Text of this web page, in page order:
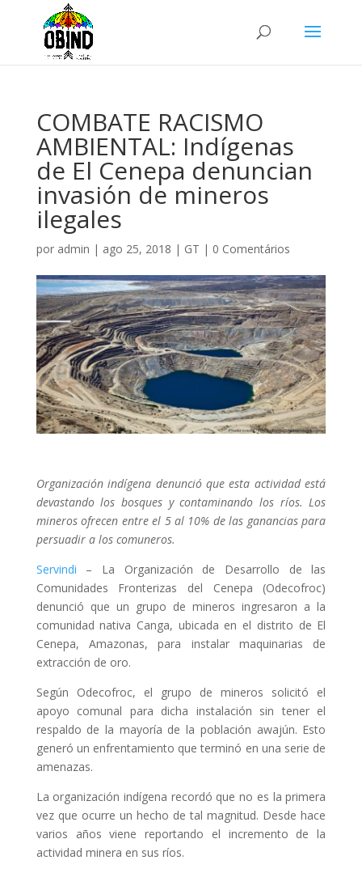
COMBATE RACISMO
AMBIENTAL: Indígenas
de El Cenepa denuncian
invasión de mineros
ilegales
por admin | ago 25, 2018 | GT | 0 Comentários
Organización indígena denunció que esta actividad está
devastando los bosques y contaminando los ríos. Los
mineros ofrecen entre el 5 al 10% de las ganancias para
persuadir a los comuneros.
Servindi – La Organización de Desarrollo de las
Comunidades Fronterizas del Cenepa (Odecofroc)
denunció que un grupo de mineros ingresaron a la
comunidad nativa Canga, ubicada en el distrito de El
Cenepa, Amazonas, para instalar maquinarias de
extracción de oro.
Según Odecofroc, el grupo de mineros solicitó el
apoyo comunal para dicha instalación sin tener el
respaldo de la mayoría de la población awajún. Esto
generó un enfrentamiento que terminó en una serie de
amenazas.
La organización indígena recordó que no es la primera
vez que ocurre un hecho de tal magnitud. Desde hace
varios años viene reportando el incremento de la
actividad minera en sus ríos.